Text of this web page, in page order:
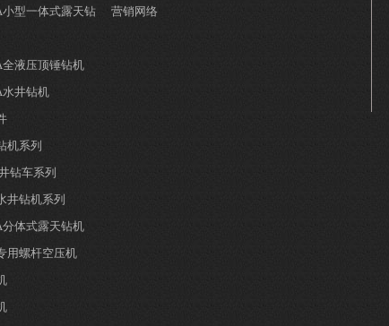
小型一体式露天钻
全液压顶锤钻机
水井钻机
机系列
钻车系列
井钻机系列
分体式露天钻机
用螺杆空压机
营销网络